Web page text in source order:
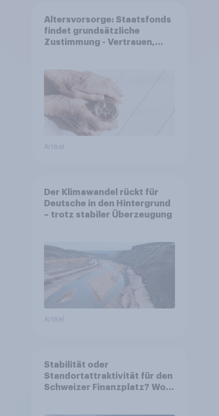
Altersvorsorge: Staatsfonds
findet grundsätzliche
Zustimmung - Vertrauen,
Akzeptanz
Artikel
Der Klimawandel rückt für
Deutsche in den Hintergrund
– trotz stabiler Überzeugung
Artikel
Stabilität oder
Standortattraktivität für den
Schweizer Finanzplatz? Wo